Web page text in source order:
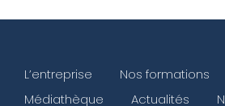
L’entreprise Nos formations
Médiathèque
Actualités